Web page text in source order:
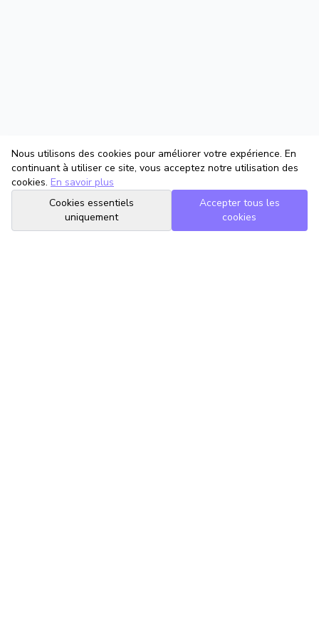
Nous utilisons des cookies pour améliorer votre expérience. En
continuant à utiliser ce site, vous acceptez notre utilisation des
cookies. En savoir plus
Cookies essentiels
uniquement
Accepter tous les
cookies